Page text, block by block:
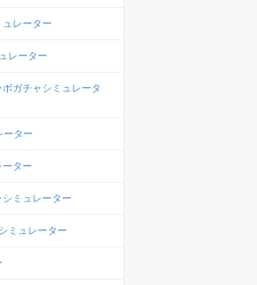
レーター
レーター
ガチャシミュレータ
ーター
ーター
ミュレーター
ミュレーター